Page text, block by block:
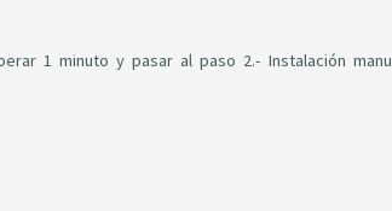
1 minuto y pasar al paso 2.- Instalación